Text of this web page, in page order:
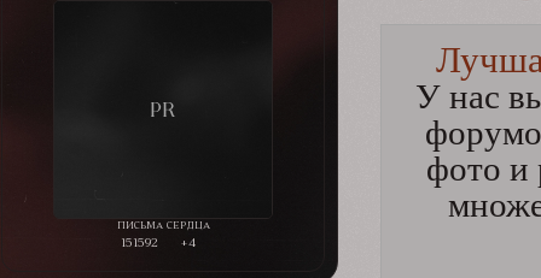
151592 +4
У нас
фото и